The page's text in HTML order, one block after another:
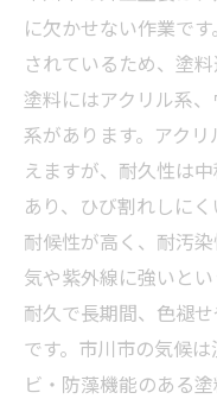
に欠かせない作業で
されているため、塗
塗料にはアクリル系
系があります。アク
えますが、耐久性は
あり、ひび割れしに
耐候性が高く、耐汚
気や紫外線に強いと
耐久で長期間、色褪
です。市川市の気候
ビ・防藻機能のある